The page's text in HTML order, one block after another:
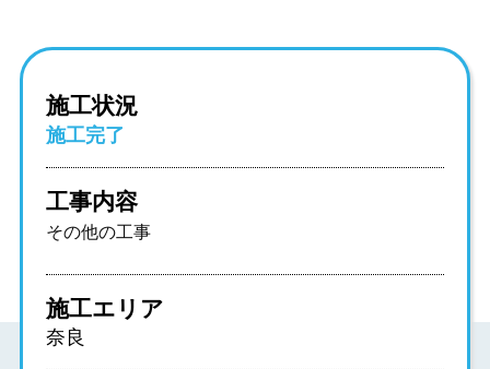
施工状況
施工完了
工事内容
その他の工事
施工エリア
奈良